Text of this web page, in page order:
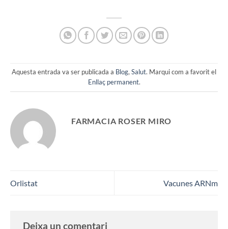
Aquesta entrada va ser publicada a Blog, Salut. Marqui com a favorit el
Enllaç permanent.
FARMACIA ROSER MIRO
Orlistat Vacunes ARNm
Deixa un comentari